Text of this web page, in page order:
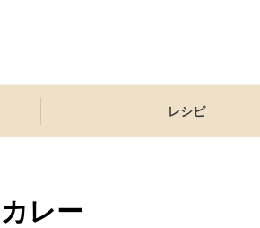
レシピ
カレー